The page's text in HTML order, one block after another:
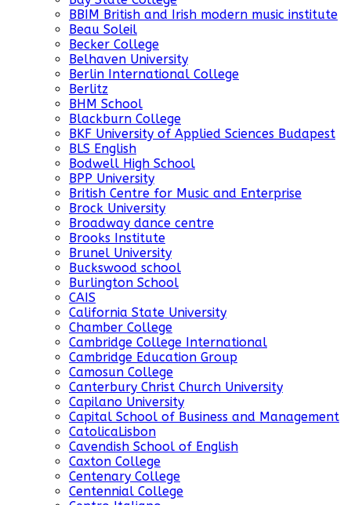
BBIM British and Irish modern music institute
Beau Soleil
Becker College
Belhaven University
Berlin International College
Berlitz
BHM School
Blackburn College
BKF University of Applied Sciences Budapest
BLS English
Bodwell High School
BPP University
British Centre for Music and Enterprise
Brock University
Broadway dance centre
Brooks Institute
Brunel University
Buckswood school
Burlington School
CAIS
California State University
Chamber College
Cambridge College International
Cambridge Education Group
Camosun College
Canterbury Christ Church University
Capilano University
Capital School of Business and Management
CatolicaLisbon
Cavendish School of English
Caxton College
Centenary College
Centennial College